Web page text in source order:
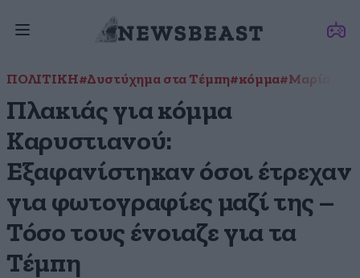
ΠΟΛΙΤΙΚΗ#Δυστύχημα στα Τέμπη#κόμμα#Μαρία
Πλακιάς για κόμμα
Καρυστιανού:
Εξαφανίστηκαν όσοι έτρεχαν
για φωτογραφίες μαζί της –
Τόσο τους ένοιαζε για τα
Τέμπη